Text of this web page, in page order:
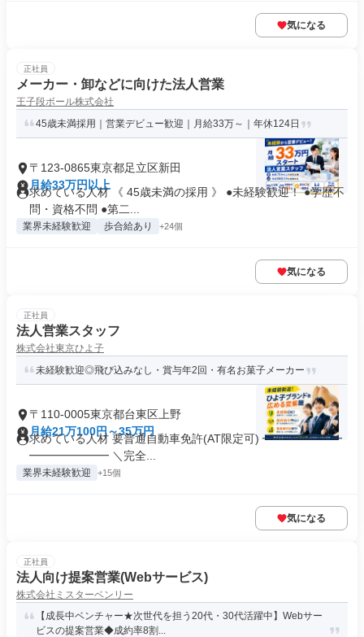
気になる
正社員
メーカー・卸などに向けた法人営業
王子段ボール株式会社
45歳未満採用｜営業デビュー歓迎｜月給33万～｜年休124日
〒123-0865東京都足立区新田
月給33万円以上
求めている人材 《 45歳未満の採用 》 ●未経験歓迎！ ●学歴不
問・資格不問 ●第二...
業界未経験歓迎 歩合給あり +24個
気になる
正社員
法人営業スタッフ
株式会社東京ひよ子
未経験歓迎◎飛び込みなし・賞与年2回・有名お菓子メーカー
〒110-0005東京都台東区上野
月給21万100円～35万円
求めている人材 要普通自動車免許(AT限定可) ━━━━━━━
━━━━━━━ ＼完全...
業界未経験歓迎 +15個
気になる
正社員
法人向け提案営業(Webサービス)
株式会社ミスターベンリー
【成長中ベンチャー★次世代を担う20代・30代活躍中】Webサー
ビスの提案営業◆成約率8割...